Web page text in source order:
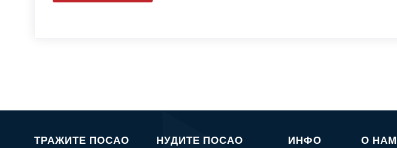
ТРАЖИТЕ ПОСАО НУДИТЕ ПОСАО ИНФО О